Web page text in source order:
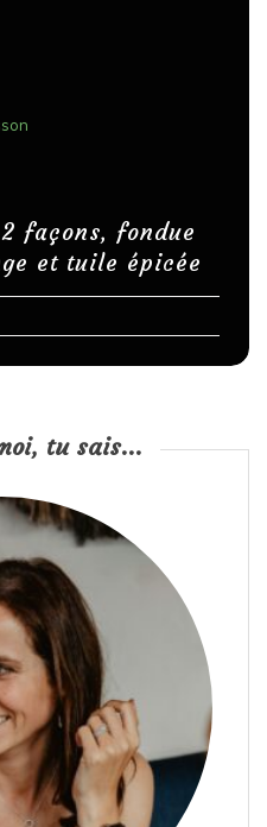
façons, fondue
et tuile épicée
tu sais...